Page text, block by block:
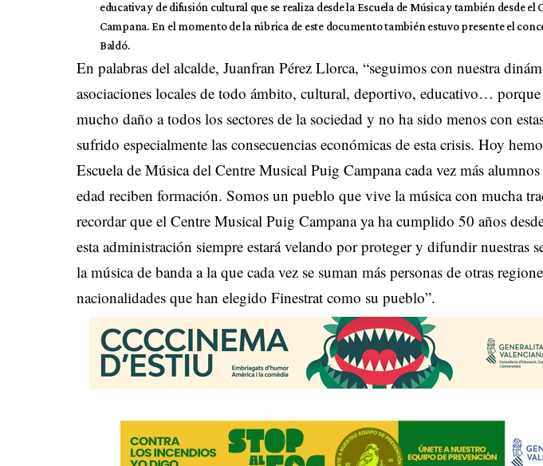
educativa y de difusión cultural que se realiza desde la Escuela de Música y también desde el
Campana. En el momento de la rúbrica de este documento también estuvo presente el
Baldó.
En palabras del alcalde, Juanfran Pérez Llorca, “seguimos con nuestra
asociaciones locales de todo ámbito, cultural, deportivo, educativo…
mucho daño a todos los sectores de la sociedad y no ha sido menos con
sufrido especialmente las consecuencias económicas de esta crisis. Hoy
Escuela de Música del Centre Musical Puig Campana cada vez más
edad reciben formación. Somos un pueblo que vive la música con mucha
recordar que el Centre Musical Puig Campana ya ha cumplido 50 años
esta administración siempre estará velando por proteger y difundir nuestras
la música de banda a la que cada vez se suman más personas de otras
nacionalidades que han elegido Finestrat como su pueblo”.